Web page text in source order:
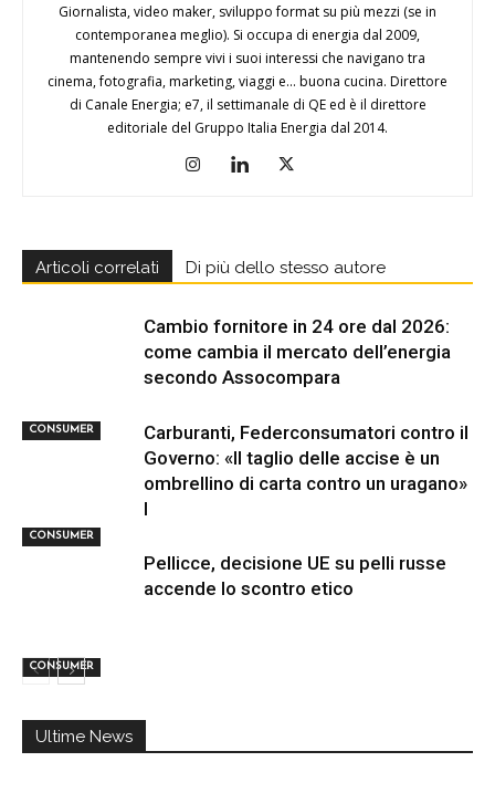
Giornalista, video maker, sviluppo format su più mezzi (se in
contemporanea meglio). Si occupa di energia dal 2009,
mantenendo sempre vivi i suoi interessi che navigano tra
cinema, fotografia, marketing, viaggi e... buona cucina. Direttore
di Canale Energia; e7, il settimanale di QE ed è il direttore
editoriale del Gruppo Italia Energia dal 2014.
Articoli correlati Di più dello stesso autore
CONSUMER
Cambio fornitore in 24 ore dal 2026:
come cambia il mercato dell’energia
secondo Assocompara
CONSUMER
Carburanti, Federconsumatori contro il
Governo: «Il taglio delle accise è un
ombrellino di carta contro un uragano»
I
CONSUMER
Pellicce, decisione UE su pelli russe
accende lo scontro etico
Ultime News